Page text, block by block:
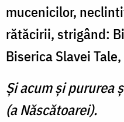
mucenicilor,
ră­tăcirii, strigând:
Biserica Slavei
Şi acum şi pururea
(a Născătoarei).